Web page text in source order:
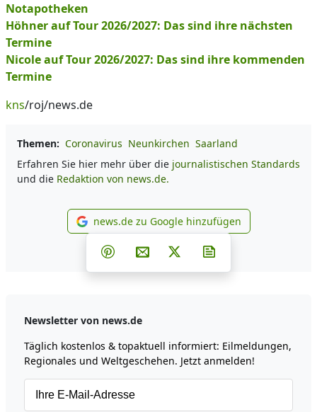
Notapotheken
Höhner auf Tour 2026/2027: Das sind ihre nächsten
Termine
Nicole auf Tour 2026/2027: Das sind ihre kommenden
Termine
kns/roj/news.de
Themen: Coronavirus Neunkirchen Saarland
Erfahren Sie hier mehr über die journalistischen Standards
und die Redaktion von news.de.
news.de zu Google
news.de zu Google hinzufügen
Teilen auf Facebook
Teilen auf Whatsapp
Teilen auf Telegram
Teilen auf Pinterest
Per E-Mail teilen
Post auf X
Newsletter von news.de
Täglich kostenlos & topaktuell informiert: Eilmeldungen,
Regionales und Weltgeschehen. Jetzt anmelden!